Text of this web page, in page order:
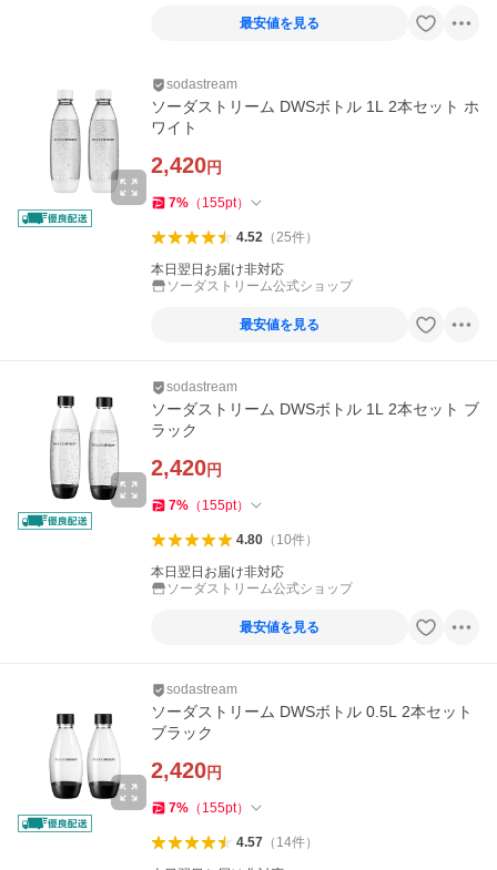
最安値を見る
sodastream
ソーダストリーム DWSボトル 1L 2本セット ホ
ワイト
2,420円
7% （ 155pt）
4.52（25件）
本日翌日お届け非対応
ソーダストリーム公式ショップ
最安値を見る
sodastream
ソーダストリーム DWSボトル 1L 2本セット ブ
ラック
2,420円
7% （ 155pt）
4.80（ 10件）
本日翌日お届け非対応
ソーダストリーム公式ショップ
最安値を見る
sodastream
ソーダストリーム DWSボトル 0.5L 2本セット
ブラック
2,420円
7% （ 155pt）
4.57（ 14件）